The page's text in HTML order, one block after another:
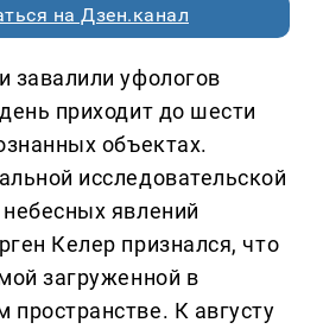
на Дзен.канал
завалили уфологов
приходит до шести
объектах.
исследовательской
явлений
Келер признался, что
загруженной в
К августу